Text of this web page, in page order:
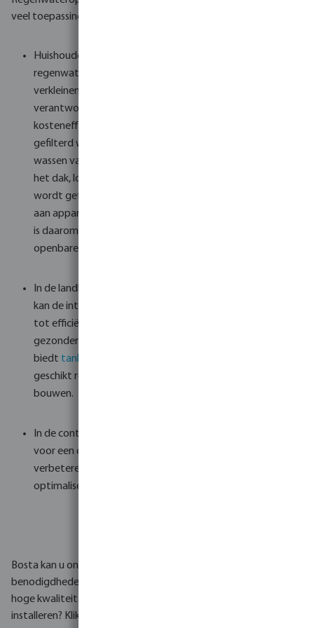
veel toepassingen:
Huishoudens en bedrijven kunnen met
regenwateropvangsystemen hun watervoetafdruk
verkleinen en zo bijdragen aan een duurzamere en meer
verantwoordelijke gemeenschap. Het is een
kosteneffectieve bron van niet-drinkbaar maar wel
gefilterd water voor tuinirrigatie, toiletspoeling en het
wassen van de was. Regenwater wordt opgevangen op
het dak, loopt door de pijp naar een opslagtank waar het
wordt gefilterd. Daarna wordt het water opgepompt en
aan apparaten geleverd. Een regenwateropvangsysteem
is daarom zeer geschikt voor kantoorgebouwen,
openbare gebouwen, appartementen en meer.
In de landbouw, waar water van onschatbare waarde is,
kan de integratie van regenwateropvangsystemen leiden
tot efficiëntere irrigatie, minder bodemerosie en
gezondere oogsten. Bosta
biedt tanks
geschikt regenwateropvangsysteem voor de landbouw te
bouwen.
In de context van veeteelt, zorgt regenwateropvang
voor een consistente toevoer van schoon water, het
verbeteren van het welzijn van dieren en het
optimaliseren van het gebruik van hulpbronnen.
Bosta kan u ondersteunen met het complete ontwerp en de
benodigdheden voor een regenwateropvangsysteem van
hoge kwaliteit. Wilt u een regenwateropvangsysteem laten
installeren? Klik